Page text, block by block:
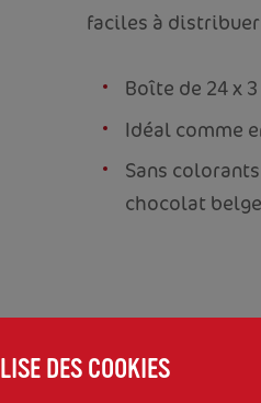
faciles à
Boîte de 24 x
Idéal comme
Sans
chocolat
DES COOKIES